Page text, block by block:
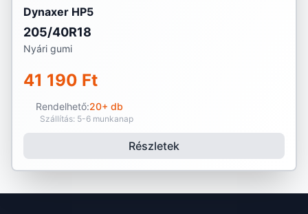
Dynaxer HP5
205/40R18
Nyári gumi
41 190 Ft
Rendelhető:20+ db
Szállítás: 5-6 munkanap
Részletek